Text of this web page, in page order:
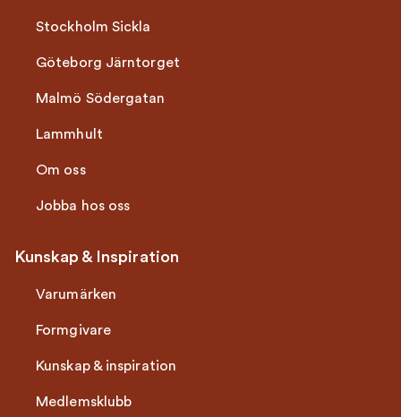
Stockholm Sickla
Göteborg Järntorget
Malmö Södergatan
Lammhult
Om oss
Jobba hos oss
Kunskap & Inspiration
Varumärken
Formgivare
Kunskap & inspiration
Medlemsklubb